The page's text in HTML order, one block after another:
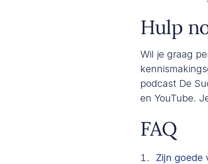
Hulp
Wil je graag
podcast De
en YouTube.
FAQ
Zijn goede